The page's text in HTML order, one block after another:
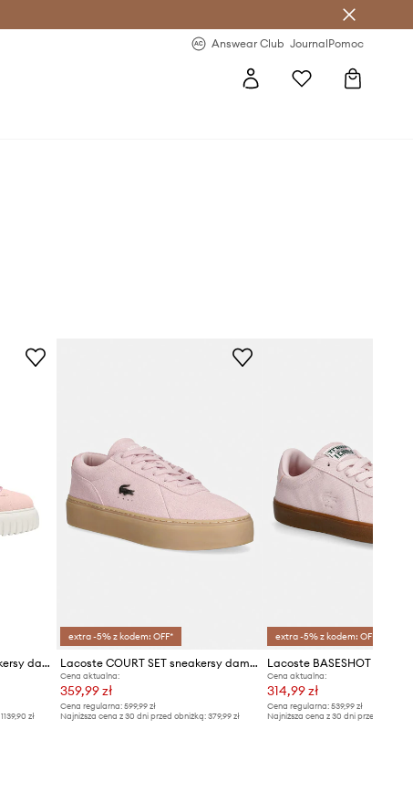
Answear Club JournalPomoc
BOGNER SINGAPORE sneakersy damskie zamszowe
1139,90 zł
extra -5% z kodem: OFF*
Lacoste COURT SET sneakersy damskie zamszowe
Cena aktualna:
359,99 zł
Cena regularna:599,99 zł
Najniższa cena z 30 dni przed obniżką:379,99 zł
extra -5% z kodem: OFF*
Cena aktualna:
314,99 zł
Cena regularna: 539,99 zł
Najniższa cena z 30 dni przed obniżką: